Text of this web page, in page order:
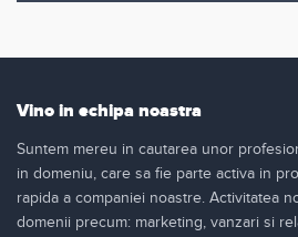
Vino in echipa noastra
Suntem mereu in cautarea unor
in domeniu, care sa fie parte activa in
rapida a companiei noastre. Activitatea
domenii precum: marketing, vanzari si